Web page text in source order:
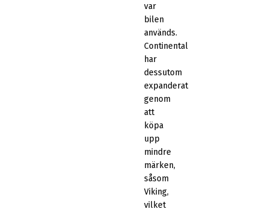
var
bilen
används.
Continental
har
dessutom
expanderat
genom
att
köpa
upp
mindre
märken,
såsom
Viking,
vilket